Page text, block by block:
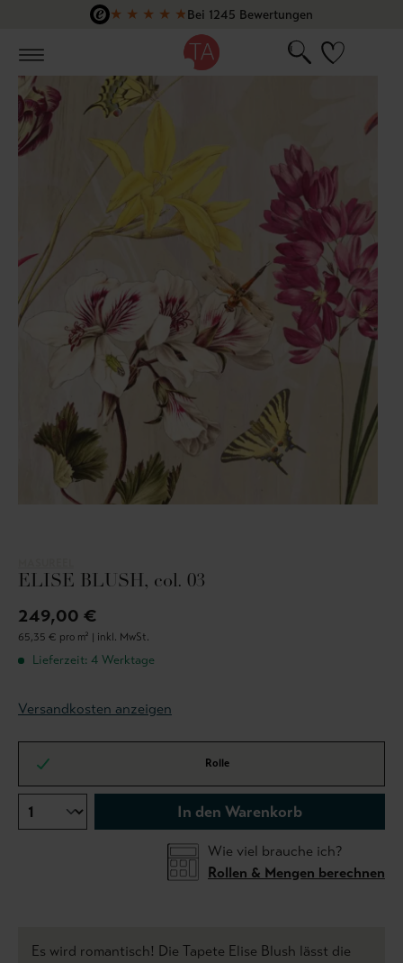
Zum Hauptinhalt springen
★ ★ ★ ★ ★Bei 1245 Bewertungen
ELISE BLUSH, col. 03
249,00 €
65,35 € pro m² | inkl. MwSt.
Lieferzeit: 4 Werktage
Versandkosten anzeigen
Rolle
In den Warenkorb
Wie viel brauche ich?
Rollen & Mengen berechnen
Es wird romantisch! Die Tapete Elise Blush lässt die